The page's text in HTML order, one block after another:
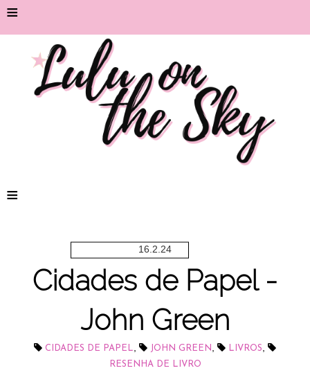
≡
≡
16.2.24
Cidades de Papel -
John Green
CIDADES DE PAPEL, JOHN GREEN, LIVROS,
RESENHA DE LIVRO